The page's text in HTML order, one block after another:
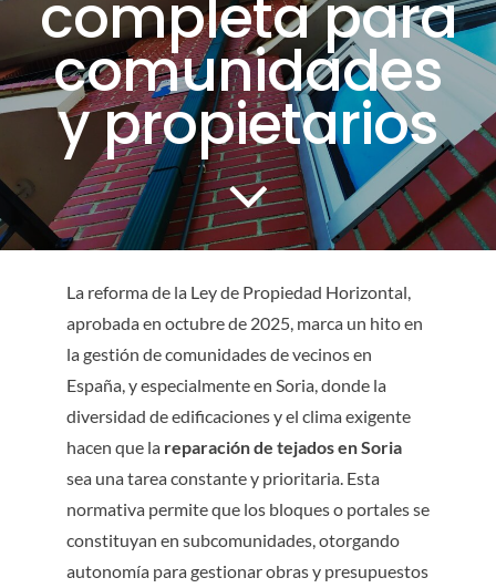
CONTACTO
SERVICIOS
completa para
comunidades
y propietarios
La reforma de la Ley de Propiedad Horizontal,
aprobada en octubre de 2025, marca un hito en
la gestión de comunidades de vecinos en
España, y especialmente en Soria, donde la
diversidad de edificaciones y el clima exigente
hacen que la reparación de tejados en Soria
sea una tarea constante y prioritaria. Esta
normativa permite que los bloques o portales se
constituyan en subcomunidades, otorgando
autonomía para gestionar obras y presupuestos